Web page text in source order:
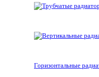
Горизонтальные